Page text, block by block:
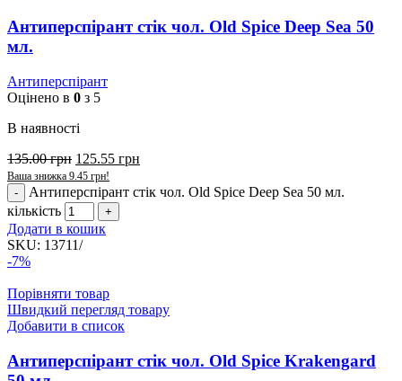
Антиперспірант стік чол. Old Spice Deep Sea 50
мл.
Антиперспірант
Оцінено в 0 з 5
В наявності
135.00грн 125.55 грн
Ваша знижка 9.45 грн!
Антиперспірант стік чол. Old Spice Deep Sea 50 мл.
кількість
Додати в кошик
SKU: 13711/
-7%
Порівняти товар
Швидкий перегляд товару
Добавити в список
Антиперспірант стік чол. Old Spice Krakengard